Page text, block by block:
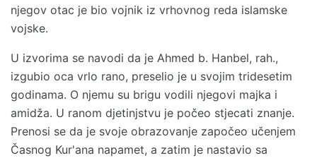
njegov otac je bio vojnik iz vrhovnog reda islamske
vojske.
U izvorima se navodi da je Ahmed b. Hanbel, rah.,
izgubio oca vrlo rano, preselio je u svojim tridesetim
godinama. O njemu su brigu vodili njegovi majka i
amidža. U ranom djetinjstvu je počeo stjecati znanje.
Prenosi se da je svoje obrazovanje započeo učenjem
Časnog Kur'ana napamet, a zatim je nastavio sa